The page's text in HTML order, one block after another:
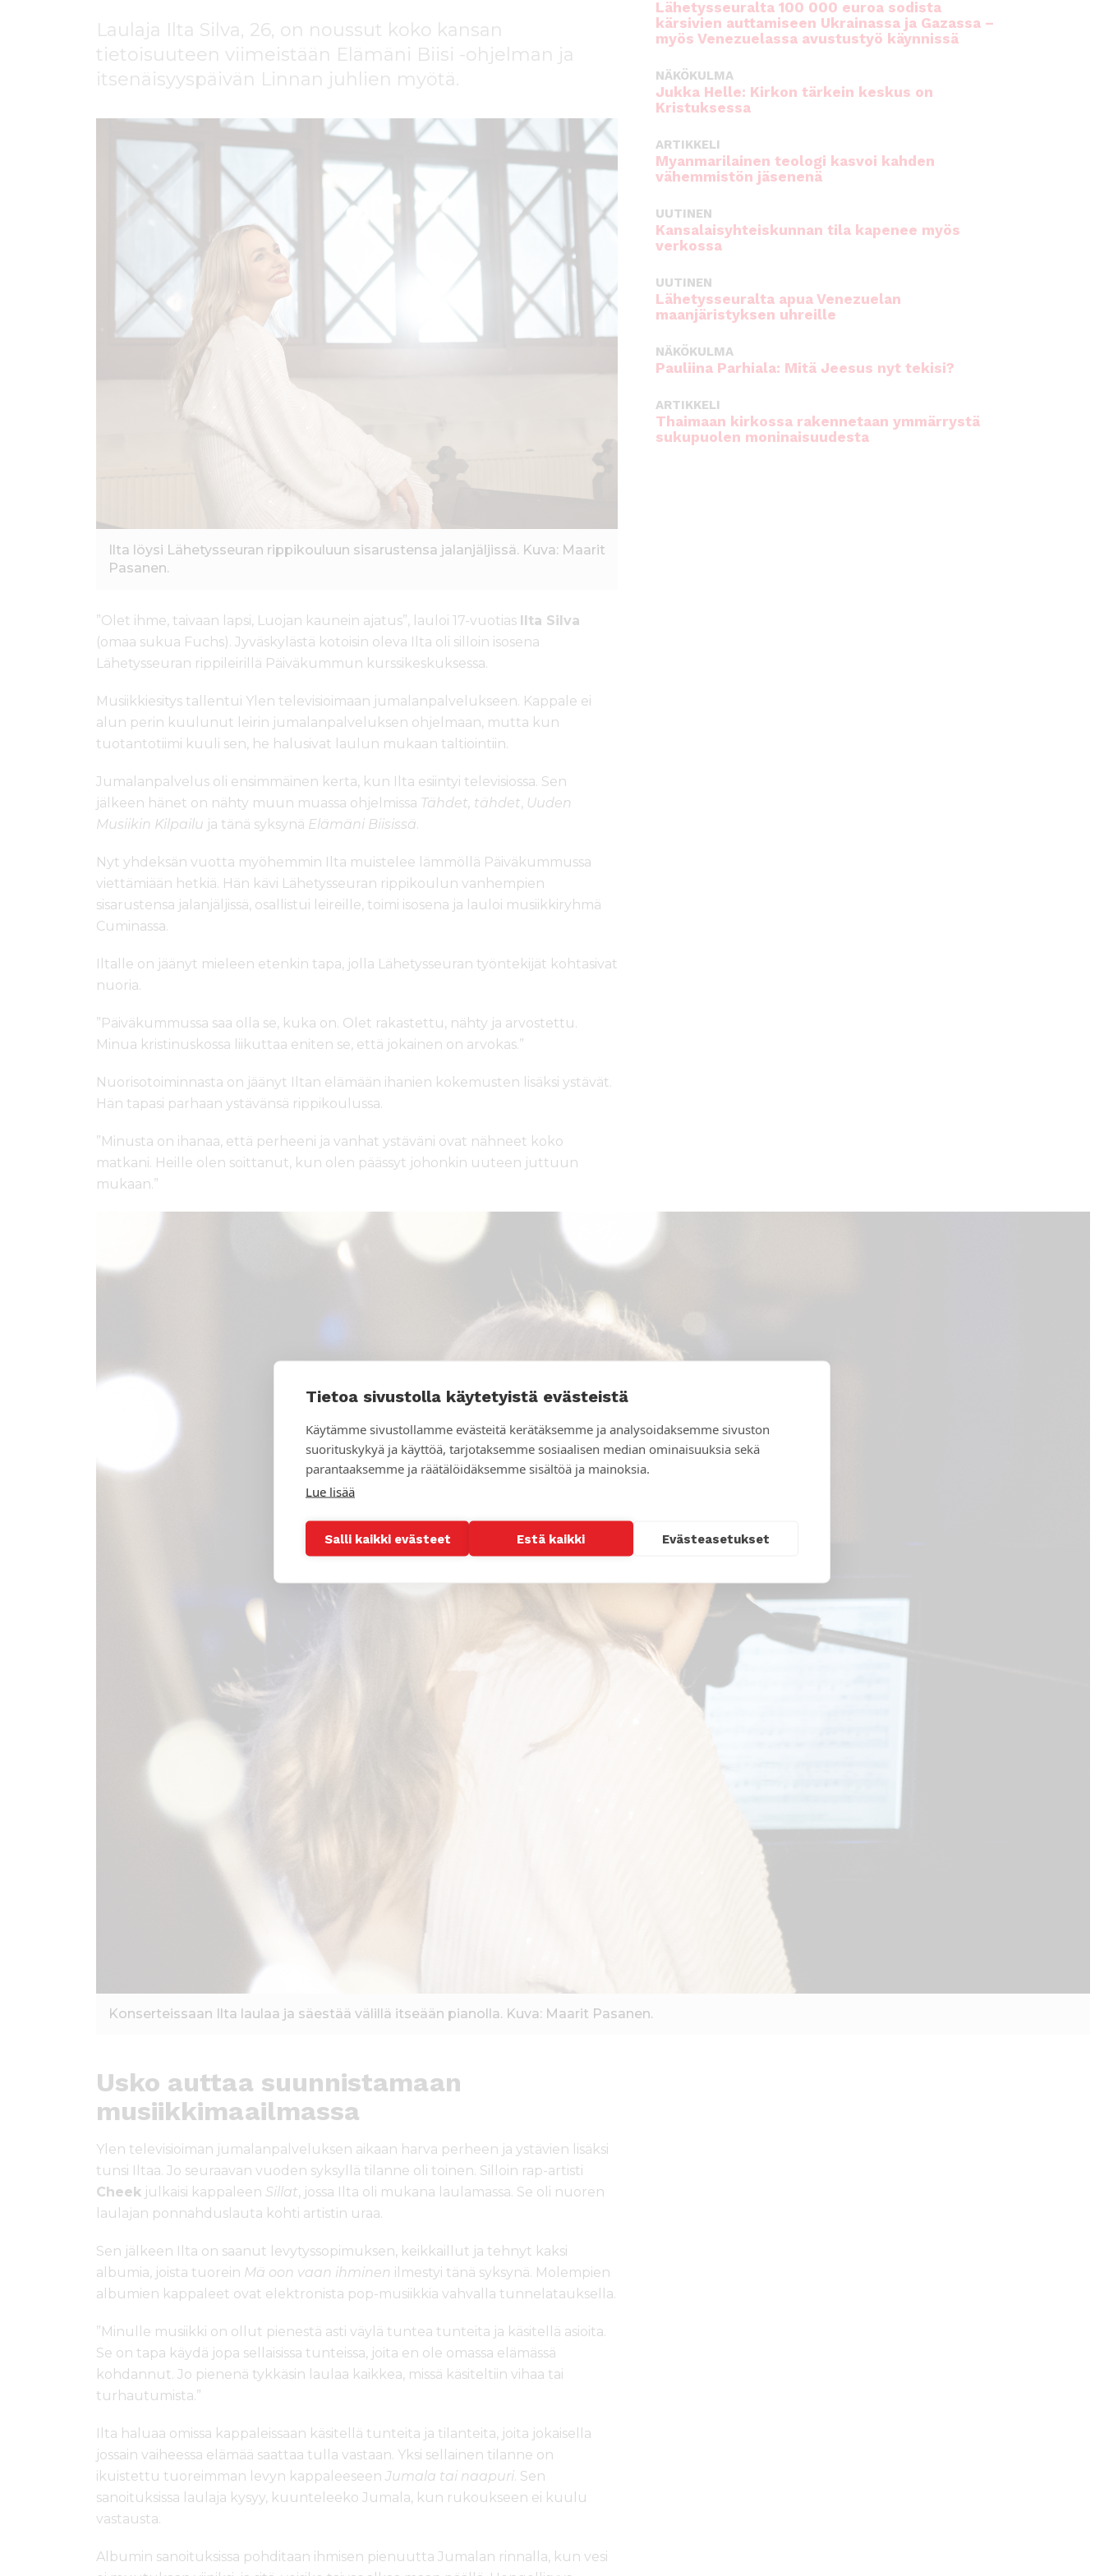
Tietoa sivustolla käytetyistä evästeistä
Käytämme sivustollamme evästeitä kerätäksemme ja analysoidaksemme sivuston
suorituskykyä ja käyttöä, tarjotaksemme sosiaalisen median ominaisuuksia sekä
parantaaksemme ja räätälöidäksemme sisältöä ja mainoksia.
Lue lisää
Salli kaikki evästeet Estä kaikki Evästeasetukset
Laulaja Ilta Silva, 26, on noussut koko kansan
tietoisuuteen viimeistään Elämäni Biisi -ohjelman ja
itsenäisyyspäivän Linnan juhlien myötä.
Ilta löysi Lähetysseuran rippikouluun sisarustensa jalanjäljissä. Kuva: Maarit
Pasanen.
”Olet ihme, taivaan lapsi, Luojan kaunein ajatus”, lauloi 17-vuotias Ilta Silva
(omaa sukua Fuchs). Jyväskylästä kotoisin oleva Ilta oli silloin isosena
Lähetysseuran rippileirillä Päiväkummun kurssikeskuksessa.
Musiikkiesitys tallentui Ylen televisioimaan jumalanpalvelukseen. Kappale ei
alun perin kuulunut leirin jumalanpalveluksen ohjelmaan, mutta kun
tuotantotiimi kuuli sen, he halusivat laulun mukaan taltiointiin.
Jumalanpalvelus oli ensimmäinen kerta, kun Ilta esiintyi televisiossa. Sen
jälkeen hänet on nähty muun muassa ohjelmissa Tähdet, tähdet, Uuden
Musiikin Kilpailu ja tänä syksynä Elämäni Biisissä.
Nyt yhdeksän vuotta myöhemmin Ilta muistelee lämmöllä Päiväkummussa
viettämiään hetkiä. Hän kävi Lähetysseuran rippikoulun vanhempien
sisarustensa jalanjäljissä, osallistui leireille, toimi isosena ja lauloi musiikkiryhmä
Cuminassa.
Iltalle on jäänyt mieleen etenkin tapa, jolla Lähetysseuran työntekijät kohtasivat
nuoria.
”Päiväkummussa saa olla se, kuka on. Olet rakastettu, nähty ja arvostettu.
Minua kristinuskossa liikuttaa eniten se, että jokainen on arvokas.”
Nuorisotoiminnasta on jäänyt Iltan elämään ihanien kokemusten lisäksi ystävät.
Hän tapasi parhaan ystävänsä rippikoulussa.
”Minusta on ihanaa, että perheeni ja vanhat ystäväni ovat nähneet koko
matkani. Heille olen soittanut, kun olen päässyt johonkin uuteen juttuun
mukaan.”
Konserteissaan Ilta laulaa ja säestää välillä itseään pianolla. Kuva: Maarit Pasanen.
Usko auttaa suunnistamaan
musiikkimaailmassa
Ylen televisioiman jumalanpalveluksen aikaan harva perheen ja ystävien lisäksi
tunsi Iltaa. Jo seuraavan vuoden syksyllä tilanne oli toinen. Silloin rap-artisti
Cheek julkaisi kappaleen Sillat, jossa Ilta oli mukana laulamassa. Se oli nuoren
laulajan ponnahduslauta kohti artistin uraa.
Sen jälkeen Ilta on saanut levytyssopimuksen, keikkaillut ja tehnyt kaksi
albumia, joista tuorein Mä oon vaan ihminen ilmestyi tänä syksynä. Molempien
albumien kappaleet ovat elektronista pop-musiikkia vahvalla tunnelatauksella.
”Minulle musiikki on ollut pienestä asti väylä tuntea tunteita ja käsitellä asioita.
Se on tapa käydä jopa sellaisissa tunteissa, joita en ole omassa elämässä
kohdannut. Jo pienenä tykkäsin laulaa kaikkea, missä käsiteltiin vihaa tai
turhautumista.”
Ilta haluaa omissa kappaleissaan käsitellä tunteita ja tilanteita, joita jokaisella
jossain vaiheessa elämää saattaa tulla vastaan. Yksi sellainen tilanne on
ikuistettu tuoreimman levyn kappaleeseen Jumala tai naapuri. Sen
sanoituksissa laulaja kysyy, kuunteleeko Jumala, kun rukoukseen ei kuulu
vastausta.
Albumin sanoituksissa pohditaan ihmisen pienuutta Jumalan rinnalla, kun vesi
Lähetysseuralta 100 000 euroa sodista
kärsivien auttamiseen Ukrainassa ja Gazassa –
myös Venezuelassa avustustyö käynnissä
NÄKÖKULMA
Jukka Helle: Kirkon tärkein keskus on
Kristuksessa
ARTIKKELI
Myanmarilainen teologi kasvoi kahden
vähemmistön jäsenenä
UUTINEN
Kansalaisyhteiskunnan tila kapenee myös
verkossa
UUTINEN
Lähetysseuralta apua Venezuelan
maanjäristyksen uhreille
NÄKÖKULMA
Pauliina Parhiala: Mitä Jeesus nyt tekisi?
ARTIKKELI
Thaimaan kirkossa rakennetaan ymmärrystä
sukupuolen moninaisuudesta